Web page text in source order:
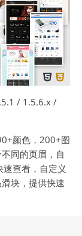
/ 1.5.6.x /
颜色，200+图
同的页眉，自
查看，自定义
块，提供快速